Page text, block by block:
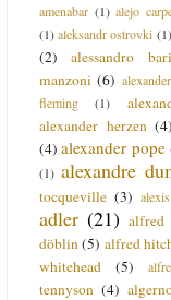
amenabar (1) alejo
(1) aleksandr ostrovki (1)
(2)
alessandro
manzoni (6)
fleming
(1)
alexander herzen (4)
(4) alexander pope
(1) alexandre
tocqueville (3)
adler (21) alfred
döblin (5) alfred
whitehead
(5)
tennyson (4)